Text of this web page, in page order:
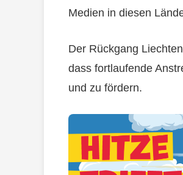
Medien in diesen
Der Rückgang
dass fortlaufende
und zu fördern.